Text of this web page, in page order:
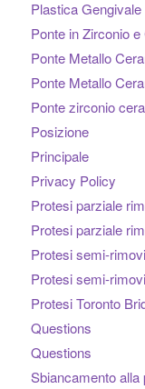
Plastica Gengivale
Ponte in Zirconio
Ponte Metallo
Ponte Metallo
Ponte zirconio
Posizione
Principale
Privacy Policy
Protesi parziale
Protesi parziale
Protesi semi-
Protesi semi-
Protesi Toronto
Questions
Questions
Sbiancamento alla